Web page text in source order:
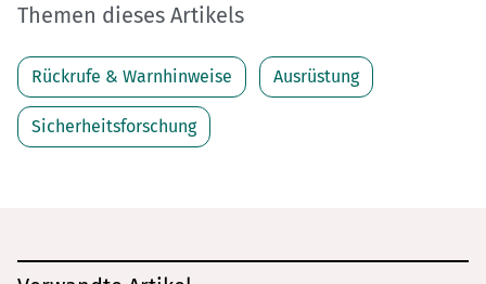
Themen dieses Artikels
Rückrufe & Warnhinweise Ausrüstung
Sicherheitsforschung